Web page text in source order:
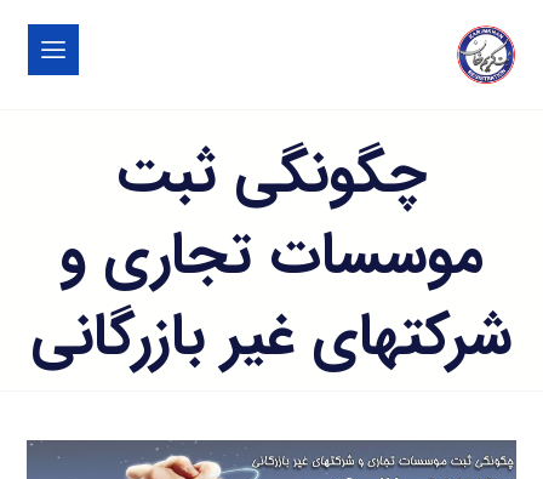
چگونگی ثبت
موسسات تجاری و
شرکتهای غیر بازرگانی